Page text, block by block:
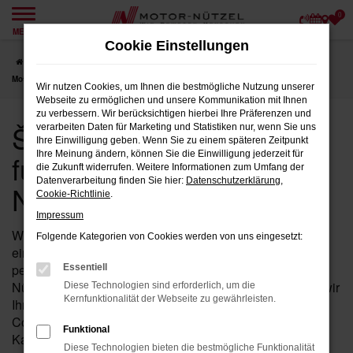
Zum
springen
MENÜ
0
Motor-Nützel
Škoda Kamiq Fahrzeuge
für Coburg bei Motor-
Nützel
Wenn Sie in der Nähe von Coburg auf der Suche nach
einem Fahrzeug sind, das Leistung, Stil und Komfort
perfekt vereint, dann ist der Kamiq von Škoda bei Motor-
Nützel die ideale Wahl für Sie. Seit über 90 Jahren sind wir
Ihr vertrauenswürdiges Škoda Autohaus in der Nähe von
Coburg und bieten Ihnen eine umfassende Auswahl an
Kamiq Fahrzeugen, die all Ihre Erwartungen erfüllen
Cookie Einstellungen
Wir nutzen Cookies, um Ihnen die bestmögliche Nutzung unserer
Webseite zu ermöglichen und unsere Kommunikation mit Ihnen
zu verbessern. Wir berücksichtigen hierbei Ihre Präferenzen und
verarbeiten Daten für Marketing und Statistiken nur, wenn Sie uns
Ihre Einwilligung geben. Wenn Sie zu einem späteren Zeitpunkt
Ihre Meinung ändern, können Sie die Einwilligung jederzeit für
die Zukunft widerrufen. Weitere Informationen zum Umfang der
Datenverarbeitung finden Sie hier: Datenschutzerklärung,
Cookie-Richtlinie.
Impressum
Folgende Kategorien von Cookies werden von uns eingesetzt:
Essentiell
Diese Technologien sind erforderlich, um die
Kernfunktionalität der Webseite zu gewährleisten.
Funktional
Diese Technologien bieten die bestmögliche Funktionalität